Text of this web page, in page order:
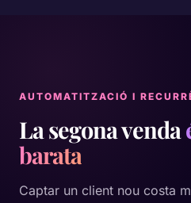
AUTOMATITZACIÓ I
La segona venda
barata
Captar un client nou costa